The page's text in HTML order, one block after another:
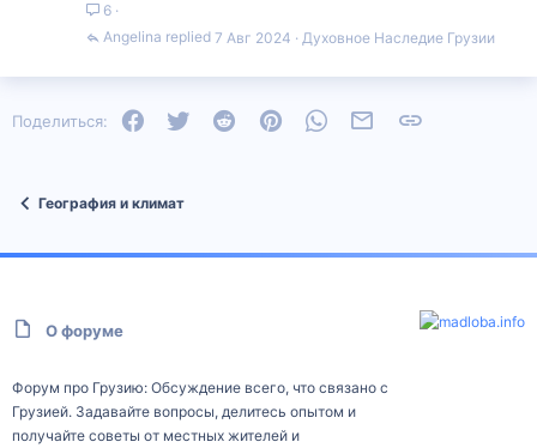
6
Духовное Наследие Грузии
7 Авг 2024
Angelina
Поделиться: FacebookTwitter Reddit PinterestWhatsAppЭлектронная почта
География и климат
О форуме
Форум про Грузию: Обсуждение всего, что связано с
Грузией. Задавайте вопросы, делитесь опытом и
получайте советы от местных жителей и